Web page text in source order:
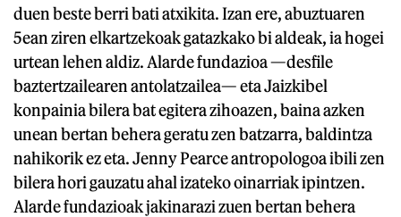
duen beste berri bati atxikita. Izan ere, abuztuaren
5ean ziren elkartzekoak gatazkako bi aldeak, ia hogei
urtean lehen aldiz. Alarde fundazioa —desfile
baztertzailearen antolatzailea— eta Jaizkibel
konpainia bilera bat egitera zihoazen, baina azken
unean bertan behera geratu zen batzarra, baldintza
nahikorik ez eta. Jenny Pearce antropologoa ibili zen
bilera hori gauzatu ahal izateko oinarriak ipintzen.
Alarde fundazioak jakinarazi zuen bertan behera